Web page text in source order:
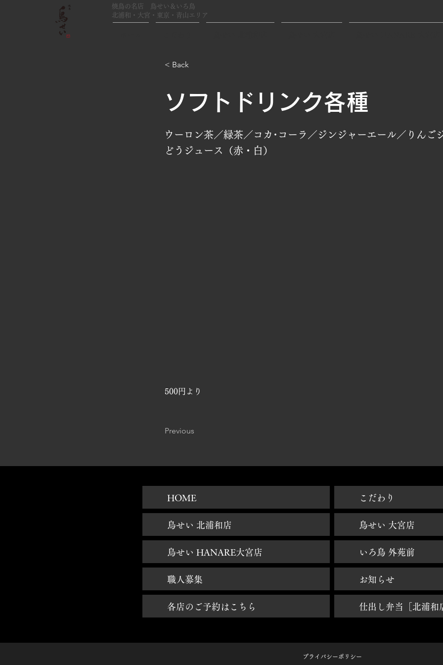
焼鳥の名店 鳥せい＆いろ鳥
北浦和・大宮・東京・青山エリア
< Back
ソフトドリンク各種
ウーロン茶／緑茶／コカ･コーラ／ジンジャーエール／りんご
どうジュース（赤・白）
500円より
Previous
HOME
鳥せい 北浦和店
鳥せい HANARE大宮店
職人募集
各店のご予約はこちら
​こだわり
鳥せい 大宮店
いろ鳥 外苑前
お知らせ
仕出し弁当［北浦和
プライバシーポリシー